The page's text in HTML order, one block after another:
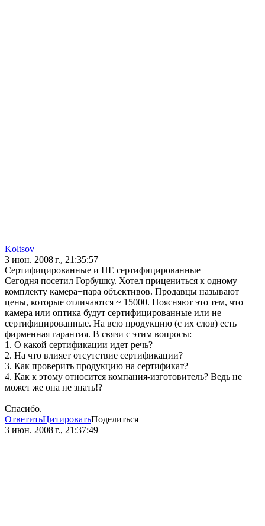
Koltsov
3 июн. 2008 г., 21:35:57
Сертифицированные и НЕ сертифицированные
Сегодня посетил Горбушку. Хотел прицениться к одному
комплекту камера+пара объективов. Продавцы называют
цены, которые отличаются ~ 15000. Поясняют это тем, что
камера или оптика будут сертифицированные или не
сертифицированные. На всю продукцию (с их слов) есть
фирменная гарантия. В связи с этим вопросы:
1. О какой сертификации идет речь?
2. На что влияет отсутствие сертификации?
3. Как проверить продукцию на сертификат?
4. Как к этому относится компания-изготовитель? Ведь не
может же она не знать!?
Спасибо.
ОтветитьЦитироватьПоделиться
3 июн. 2008 г., 21:37:49